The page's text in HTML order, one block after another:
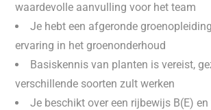
waardevolle aanvulling voor het team
Je hebt een afgeronde
ervaring in het groenonderhoud
Basiskennis van planten is vereist,
verschillende soorten zult werken
Je beschikt over een rijbewijs B(E)